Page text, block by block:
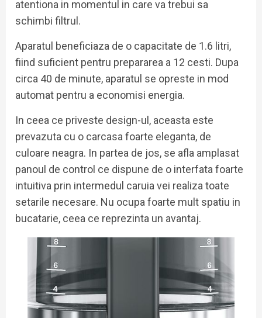
atentiona in momentul in care va trebui sa
schimbi filtrul.
Aparatul beneficiaza de o capacitate de 1.6 litri,
fiind suficient pentru prepararea a 12 cesti. Dupa
circa 40 de minute, aparatul se opreste in mod
automat pentru a economisi energia.
In ceea ce priveste design-ul, aceasta este
prevazuta cu o carcasa foarte eleganta, de
culoare neagra. In partea de jos, se afla amplasat
panoul de control ce dispune de o interfata foarte
intuitiva prin intermedul caruia vei realiza toate
setarile necesare. Nu ocupa foarte mult spatiu in
bucatarie, ceea ce reprezinta un avantaj.